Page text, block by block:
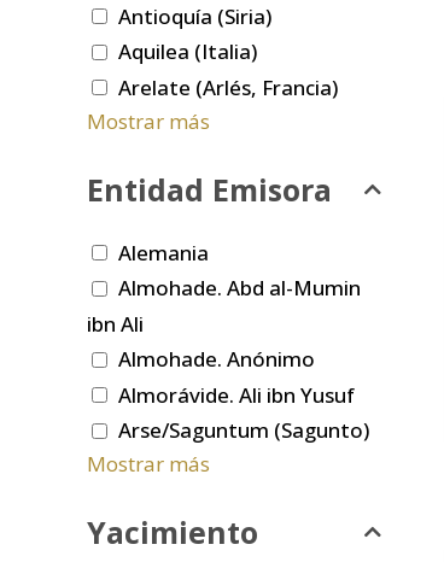
Antioquía (Siria)
Aquilea (Italia)
Arelate (Arlés, Francia)
Mostrar más
Entidad Emisora
Alemania
Almohade. Abd al-Mumin
ibn Ali
Almohade. Anónimo
Almorávide. Ali ibn Yusuf
Arse/Saguntum (Sagunto)
Mostrar más
Yacimiento